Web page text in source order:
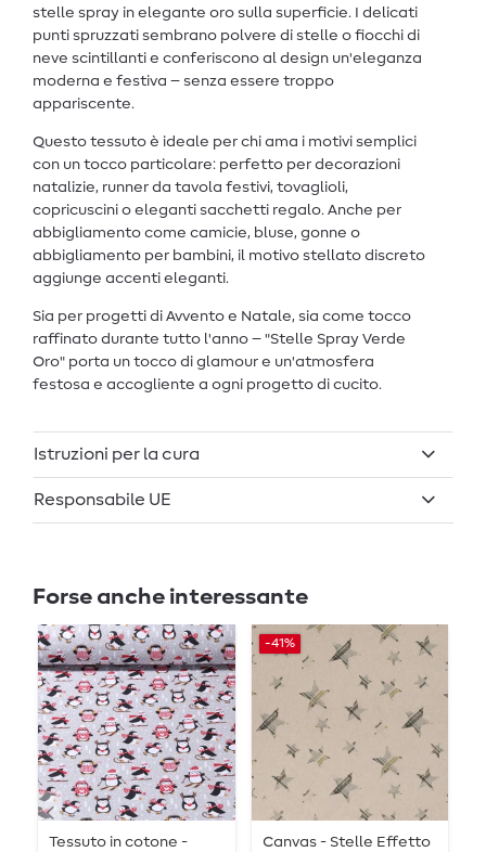
stelle spray in elegante oro sulla superficie. I delicati
punti spruzzati sembrano polvere di stelle o fiocchi di
neve scintillanti e conferiscono al design un'eleganza
moderna e festiva – senza essere troppo
appariscente.
Questo tessuto è ideale per chi ama i motivi semplici
con un tocco particolare: perfetto per decorazioni
natalizie, runner da tavola festivi, tovaglioli,
copricuscini o eleganti sacchetti regalo. Anche per
abbigliamento come camicie, bluse, gonne o
abbigliamento per bambini, il motivo stellato discreto
aggiunge accenti eleganti.
Sia per progetti di Avvento e Natale, sia come tocco
raffinato durante tutto l'anno – "Stelle Spray Verde
Oro" porta un tocco di glamour e un'atmosfera
festosa e accogliente a ogni progetto di cucito.
Istruzioni per la cura
Responsabile UE
Forse anche interessante
Tessuto in cotone -
-41%
Canvas - Stelle Effetto